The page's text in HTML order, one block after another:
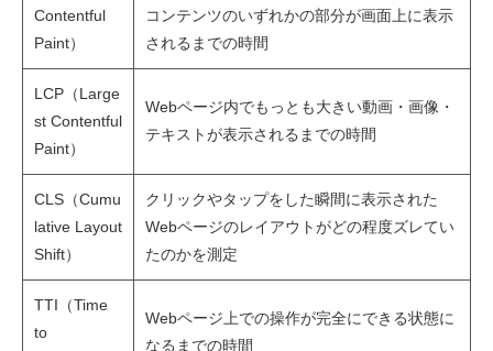
Contentful
Paint）
コンテンツのいずれかの部分が画面上に表示
されるまでの時間
LCP（Large
st Contentful
Paint）
Webページ内でもっとも大きい動画・画像・
テキストが表示されるまでの時間
CLS（Cumu
lative Layout
Shift）
クリックやタップをした瞬間に表示された
Webページのレイアウトがどの程度ズレてい
たのかを測定
TTI（Time
to
Webページ上での操作が完全にできる状態に
なるまでの時間